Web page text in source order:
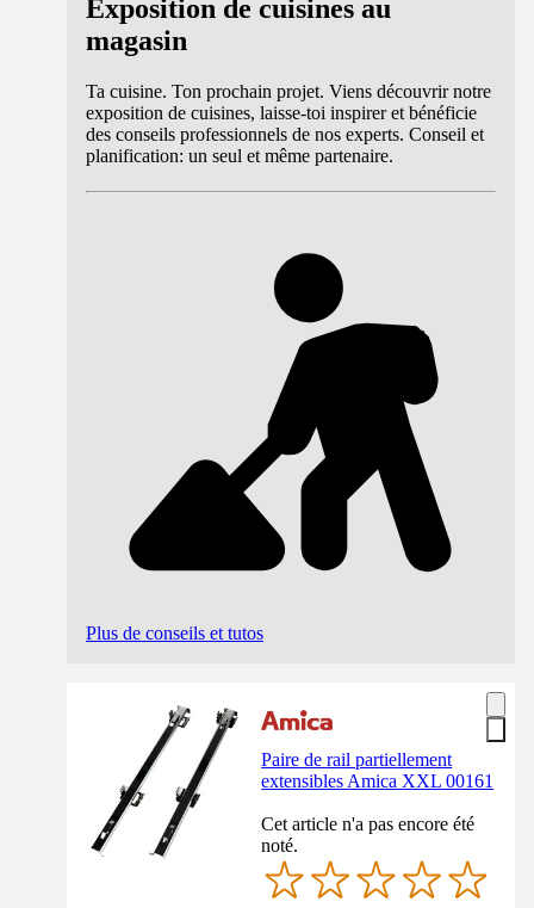
Exposition de cuisines au
magasin
Ta cuisine. Ton prochain projet. Viens découvrir notre
exposition de cuisines, laisse-toi inspirer et bénéficie
des conseils professionnels de nos experts. Conseil et
planification: un seul et même partenaire.
Plus de conseils et tutos
Paire de rail partiellement
extensibles Amica XXL 00161
Cet article n'a pas encore été
noté.